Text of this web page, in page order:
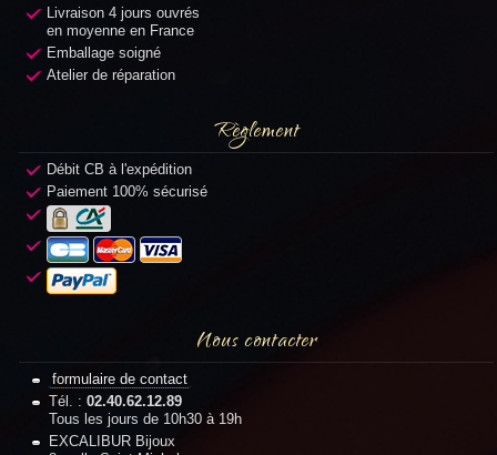
Livraison 4 jours ouvrés
en moyenne en France
Emballage soigné
Atelier de réparation
Règlement
Débit CB à l'expédition
Paiement 100% sécurisé
Nous contacter
formulaire de contact
Tél. : 02.40.62.12.89
Tous les jours de 10h30 à 19h
EXCALIBUR Bijoux